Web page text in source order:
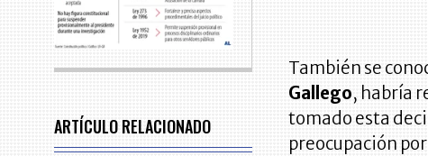
ARTÍCULO RELACIONADO
También se
Gallego, habría
tomado esta
preocupación